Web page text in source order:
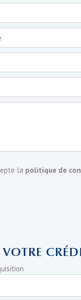
la politique de